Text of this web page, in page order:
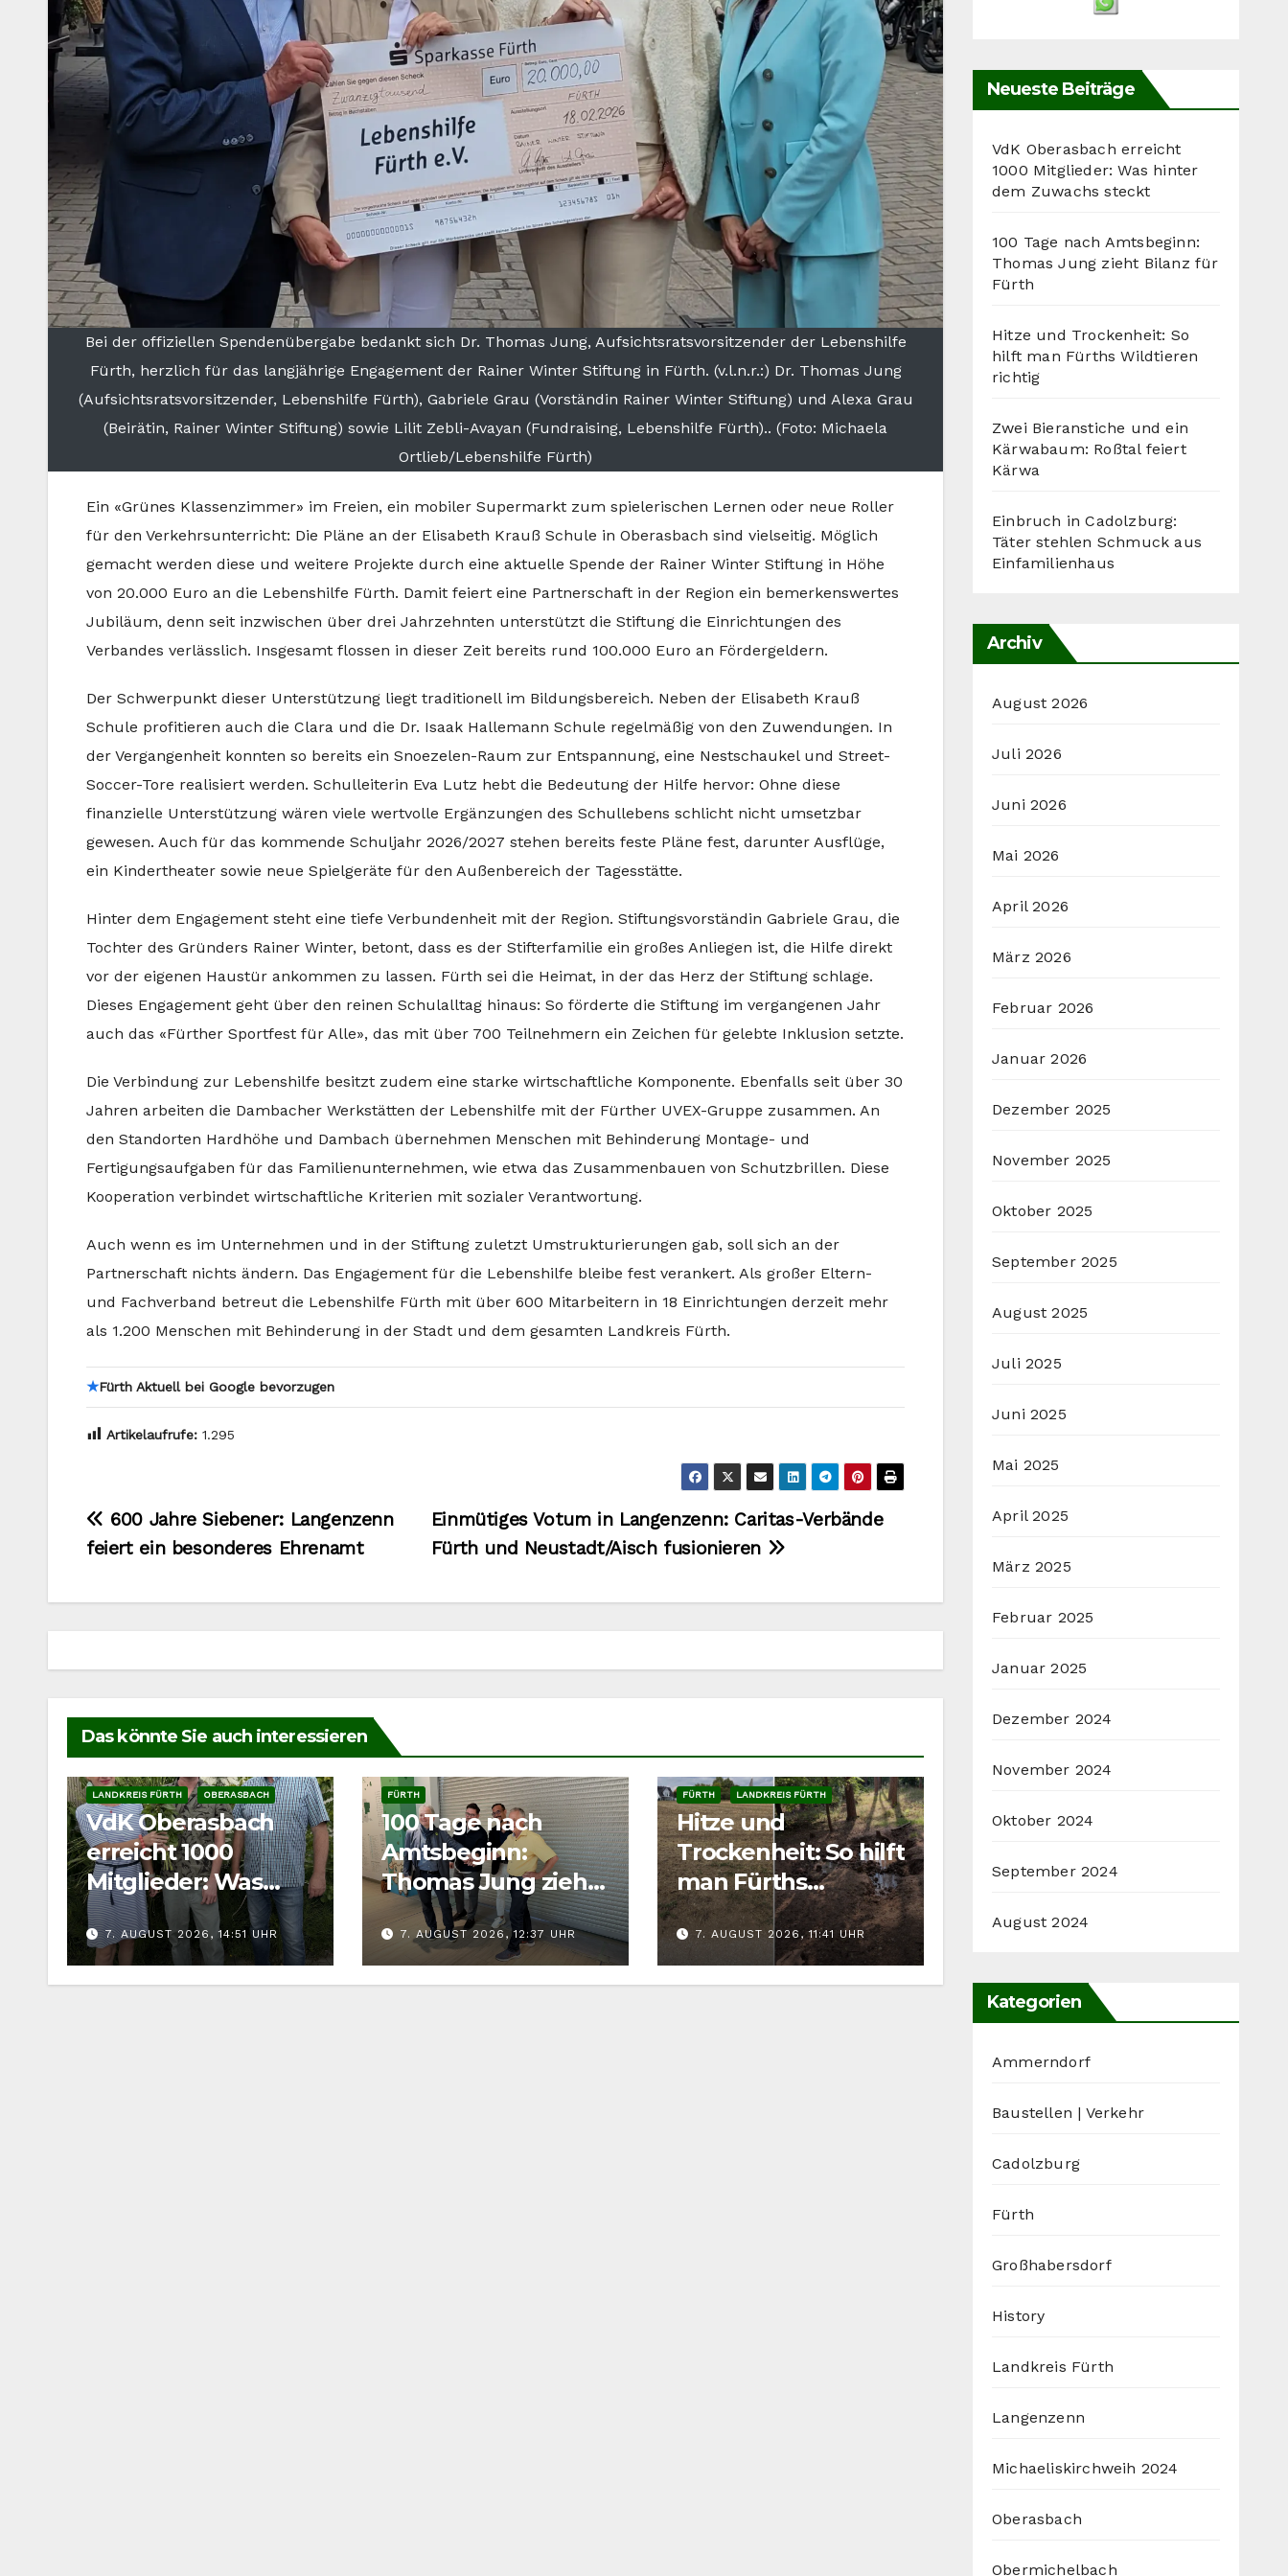
Bei der offiziellen Spendenübergabe bedankt sich Dr. Thomas Jung, Aufsichtsratsvorsitzender der Lebenshilfe
Fürth, herzlich für das langjährige Engagement der Rainer Winter Stiftung in Fürth. (v.l.n.r.:) Dr. Thomas Jung
(Aufsichtsratsvorsitzender, Lebenshilfe Fürth), Gabriele Grau (Vorständin Rainer Winter Stiftung) und Alexa Grau
(Beirätin, Rainer Winter Stiftung) sowie Lilit Zebli-Avayan (Fundraising, Lebenshilfe Fürth).. (Foto: Michaela
Ortlieb/Lebenshilfe Fürth)
Ein «Grünes Klassenzimmer» im Freien, ein mobiler Supermarkt zum spielerischen Lernen oder neue Roller
für den Verkehrsunterricht: Die Pläne an der Elisabeth Krauß Schule in Oberasbach sind vielseitig. Möglich
gemacht werden diese und weitere Projekte durch eine aktuelle Spende der Rainer Winter Stiftung in Höhe
von 20.000 Euro an die Lebenshilfe Fürth. Damit feiert eine Partnerschaft in der Region ein bemerkenswertes
Jubiläum, denn seit inzwischen über drei Jahrzehnten unterstützt die Stiftung die Einrichtungen des
Verbandes verlässlich. Insgesamt flossen in dieser Zeit bereits rund 100.000 Euro an Fördergeldern.
Der Schwerpunkt dieser Unterstützung liegt traditionell im Bildungsbereich. Neben der Elisabeth Krauß
Schule profitieren auch die Clara und die Dr. Isaak Hallemann Schule regelmäßig von den Zuwendungen. In
der Vergangenheit konnten so bereits ein Snoezelen-Raum zur Entspannung, eine Nestschaukel und Street-
Soccer-Tore realisiert werden. Schulleiterin Eva Lutz hebt die Bedeutung der Hilfe hervor: Ohne diese
finanzielle Unterstützung wären viele wertvolle Ergänzungen des Schullebens schlicht nicht umsetzbar
gewesen. Auch für das kommende Schuljahr 2026/2027 stehen bereits feste Pläne fest, darunter Ausflüge,
ein Kindertheater sowie neue Spielgeräte für den Außenbereich der Tagesstätte.
Hinter dem Engagement steht eine tiefe Verbundenheit mit der Region. Stiftungsvorständin Gabriele Grau, die
Tochter des Gründers Rainer Winter, betont, dass es der Stifterfamilie ein großes Anliegen ist, die Hilfe direkt
vor der eigenen Haustür ankommen zu lassen. Fürth sei die Heimat, in der das Herz der Stiftung schlage.
Dieses Engagement geht über den reinen Schulalltag hinaus: So förderte die Stiftung im vergangenen Jahr
auch das «Fürther Sportfest für Alle», das mit über 700 Teilnehmern ein Zeichen für gelebte Inklusion setzte.
Die Verbindung zur Lebenshilfe besitzt zudem eine starke wirtschaftliche Komponente. Ebenfalls seit über 30
Jahren arbeiten die Dambacher Werkstätten der Lebenshilfe mit der Fürther UVEX-Gruppe zusammen. An
den Standorten Hardhöhe und Dambach übernehmen Menschen mit Behinderung Montage- und
Fertigungsaufgaben für das Familienunternehmen, wie etwa das Zusammenbauen von Schutzbrillen. Diese
Kooperation verbindet wirtschaftliche Kriterien mit sozialer Verantwortung.
Auch wenn es im Unternehmen und in der Stiftung zuletzt Umstrukturierungen gab, soll sich an der
Partnerschaft nichts ändern. Das Engagement für die Lebenshilfe bleibe fest verankert. Als großer Eltern-
und Fachverband betreut die Lebenshilfe Fürth mit über 600 Mitarbeitern in 18 Einrichtungen derzeit mehr
als 1.200 Menschen mit Behinderung in der Stadt und dem gesamten Landkreis Fürth.
★Fürth Aktuell bei Google bevorzugen
Artikelaufrufe: 1.295
Beitragsnavigation
Einmütiges Votum in Langenzenn: Caritas-Verbände
Fürth und Neustadt/Aisch fusionieren
600 Jahre Siebener: Langenzenn
feiert ein besonderes Ehrenamt
Das könnte Sie auch interessieren
LANDKREIS FÜRTH OBERASBACH
VdK Oberasbach
erreicht 1000
Mitglieder: Was
hinter dem
Zuwachs steckt
7. AUGUST 2026, 14:51 UHR
FÜRTH
100 Tage nach
Amtsbeginn:
Thomas Jung zieht
Bilanz für Fürth
7. AUGUST 2026, 12:37 UHR
FÜRTH LANDKREIS FÜRTH
Hitze und
Trockenheit: So hilft
man Fürths
Wildtieren richtig
7. AUGUST 2026, 11:41 UHR
Neueste Beiträge
VdK Oberasbach erreicht
1000 Mitglieder: Was hinter
dem Zuwachs steckt
100 Tage nach Amtsbeginn:
Thomas Jung zieht Bilanz für
Fürth
Hitze und Trockenheit: So
hilft man Fürths Wildtieren
richtig
Zwei Bieranstiche und ein
Kärwabaum: Roßtal feiert
Kärwa
Einbruch in Cadolzburg:
Täter stehlen Schmuck aus
Einfamilienhaus
Archiv
August 2026
Juli 2026
Juni 2026
Mai 2026
April 2026
März 2026
Februar 2026
Januar 2026
Dezember 2025
November 2025
Oktober 2025
September 2025
August 2025
Juli 2025
Juni 2025
Mai 2025
April 2025
März 2025
Februar 2025
Januar 2025
Dezember 2024
November 2024
Oktober 2024
September 2024
August 2024
Kategorien
Ammerndorf
Baustellen | Verkehr
Cadolzburg
Fürth
Großhabersdorf
History
Landkreis Fürth
Langenzenn
Michaeliskirchweih 2024
Oberasbach
Obermichelbach